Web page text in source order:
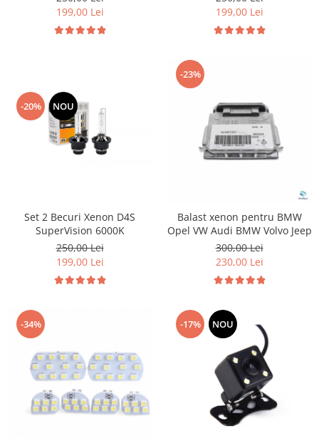
199,00 Lei
199,00 Lei
-20% NOU
Set 2 Becuri Xenon D4S
SuperVision 6000K
250,00 Lei
199,00 Lei
-23%
Balast xenon pentru BMW
Opel VW Audi BMW Volvo Jeep
300,00 Lei
230,00 Lei
-34% -17% NOU